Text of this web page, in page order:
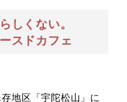
しくない。
スドカフェ
地区「宇陀松山」に